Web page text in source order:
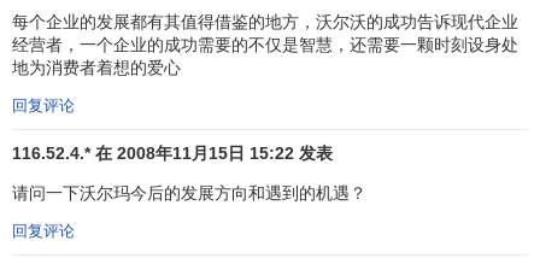
员店。
2．方便购物。消费者一旦成为会员之后，可以享受各式
各样的特殊服务；例如可以定期收到有关新到货品的样式、
性能、价格等资料，享受送货上门的服务等。
3．可利用会员卡馈赠亲友。会员卡的形式很多，其
卡便可以礼品的形式转赠他人。
每个企业的发展都有其值得借鉴的地方，沃尔沃的成功告诉现代企业
经营者，一个企业的成功需要的不仅是智慧，还需要一颗时刻设身处
地为消费者着想的爱心
回复评论
116.52.4.* 在 2008年11月15日 15:22 发表
请问一下沃尔玛今后的发展方向和遇到的机遇？
回复评论